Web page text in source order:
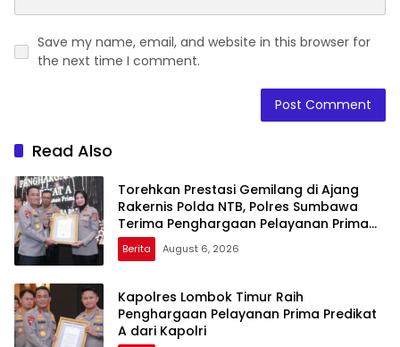
Save my name, email, and website in this browser for
the next time I comment.
Read Also
Torehkan Prestasi Gemilang di Ajang
Rakernis Polda NTB, Polres Sumbawa
Terima Penghargaan Pelayanan Prima
Kapolri
Berita August 6, 2026
Kapolres Lombok Timur Raih
Penghargaan Pelayanan Prima Predikat
A dari Kapolri